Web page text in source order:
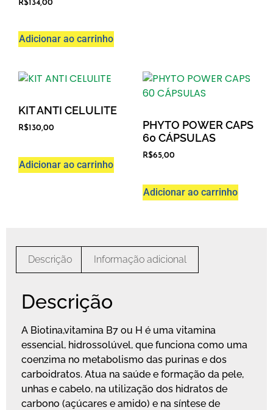
R$134,00
Adicionar ao carrinho
KIT ANTI CELULITE
R$130,00
Adicionar ao carrinho
PHYTO POWER CAPS
60 CÁPSULAS
R$65,00
Adicionar ao carrinho
Descrição Informação adicional
Descrição
A Biotina,vitamina B7 ou H é uma vitamina
essencial, hidrossolúvel, que funciona como uma
coenzima no metabolismo das purinas e dos
carboidratos. Atua na saúde e formação da pele,
unhas e cabelo, na utilização dos hidratos de
carbono (açúcares e amido) e na síntese de